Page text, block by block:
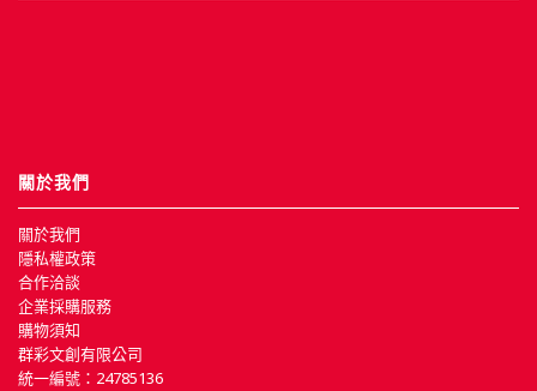
關於我們
關於我們
隱私權政策
合作洽談
企業採購服務
購物須知
群彩文創有限公司
統一編號：24785136